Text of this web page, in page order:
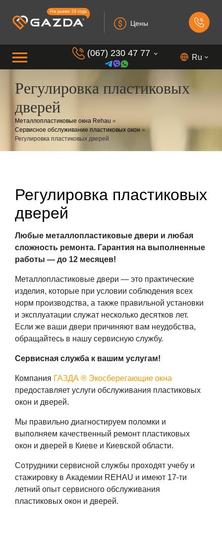
На рынке 24 года
Цены
(067) 230 47 77
(099) 230 73 37
(073) 230 7 337
(098) 230 7 337
Ru
Регулировка пластиковых
дверей
Металлопластиковые окна Rehau »
Сервисное обслуживание пластиковых окон»
Регулировка пластиковых дверей
Регулировка пластиковых
дверей
Любые металлопластиковые двери и любая
сложность ремонта. Гарантия на выполненные
работы — до 12 месяцев!
Металлопластиковые двери — это практические
изделия, которые при условии соблюдения всех
норм производства, а также правильной установки
и эксплуатации служат несколько десятков лет.
Если же ваши двери причиняют вам неудобства,
обращайтесь в нашу сервисную службу.
Сервисная служба к вашим услугам!
Компания ГАЗДА ® Экосберегающие окна
предоставляет услуги обслуживания пластиковых
окон и дверей.
Мы правильно диагностируем поломки и
выполняем качественный ремонт пластиковых
окон и дверей в Киеве и Киевской области.
Сотрудники сервисной службы проходят учебу и
стажировку в Академии REHAU и имеют 17-ти
летний опыт сервисного обслуживания
пластиковых окон и дверей.